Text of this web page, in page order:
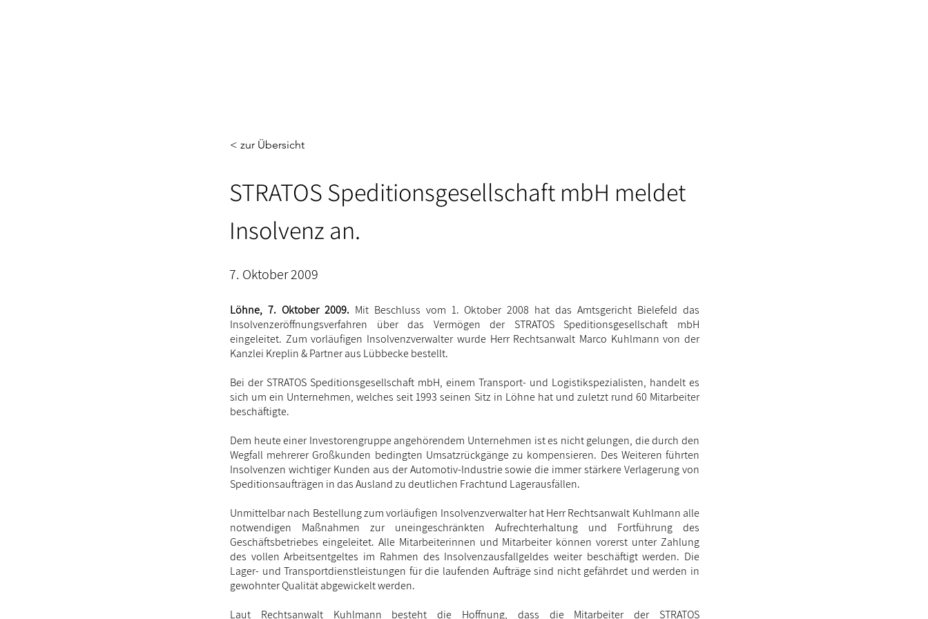
< zur Übersicht
STRATOS Speditionsgesellschaft mbH meldet
Insolvenz an.
7. Oktober 2009
Löhne, 7. Oktober 2009.Mit Beschluss vom 1. Oktober 2008 hat das Amtsgericht Bielefeld das
Insolvenzeröffnungsverfahren über das Vermögen der STRATOS Speditionsgesellschaft mbH
eingeleitet. Zum vorläufigen Insolvenzverwalter wurde Herr Rechtsanwalt Marco Kuhlmann von der
Kanzlei Kreplin & Partner aus Lübbecke bestellt.
Bei der STRATOS Speditionsgesellschaft mbH, einem Transport- und Logistikspezialisten, handelt es
sich um ein Unternehmen, welches seit 1993 seinen Sitz in Löhne hat und zuletzt rund 60 Mitarbeiter
beschäftigte.
Dem heute einer Investorengruppe angehörendem Unternehmen ist es nicht gelungen, die durch den
Wegfall mehrerer Großkunden bedingten Umsatzrückgänge zu kompensieren. Des Weiteren führten
Insolvenzen wichtiger Kunden aus der Automotiv-Industrie sowie die immer stärkere Verlagerung von
Speditionsaufträgen in das Ausland zu deutlichen Frachtund Lagerausfällen.
Unmittelbar nach Bestellung zum vorläufigen Insolvenzverwalter hat Herr Rechtsanwalt Kuhlmann alle
notwendigen Maßnahmen zur uneingeschränkten Aufrechterhaltung und Fortführung des
Geschäftsbetriebes eingeleitet. Alle Mitarbeiterinnen und Mitarbeiter können vorerst unter Zahlung
des vollen Arbeitsentgeltes im Rahmen des Insolvenzausfallgeldes weiter beschäftigt werden. Die
Lager- und Transportdienstleistungen für die laufenden Aufträge sind nicht gefährdet und werden in
gewohnter Qualität abgewickelt werden.
Laut Rechtsanwalt Kuhlmann besteht die Hoffnung, dass die Mitarbeiter der STRATOS